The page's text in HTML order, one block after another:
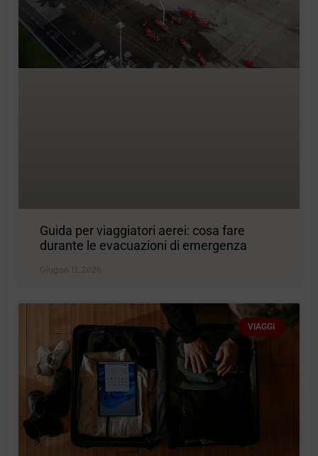
Guida per viaggiatori aerei: cosa fare
durante le evacuazioni di emergenza
Giugno 11, 2026
VIAGGI